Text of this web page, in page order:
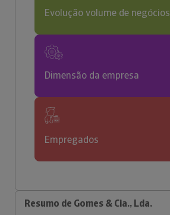
Evolução volume de negócios
Dimensão da empresa
Empregados
Resumo de Gomes & Cia., Lda.